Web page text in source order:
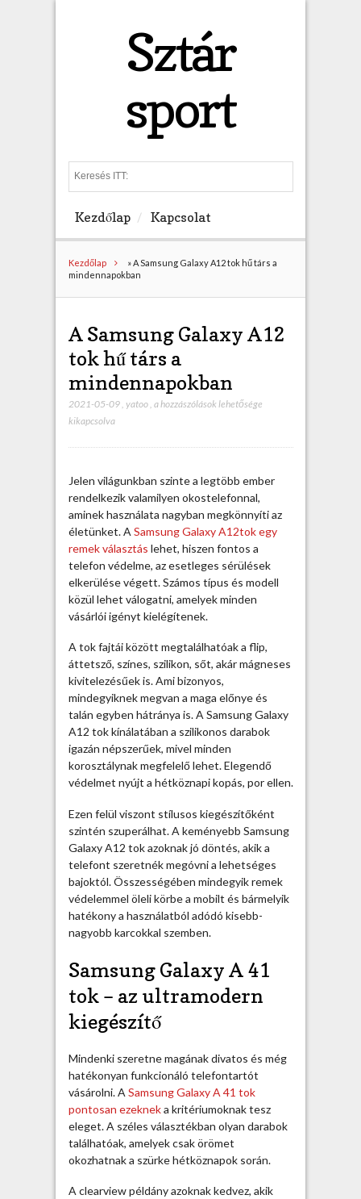
Sztár
sport
e
h
Kezdőlap Kapcsolat
Kezdőlap »A Samsung Galaxy A12 tok hű társ a
mindennapokban
A Samsung Galaxy A12
tok hű társ a
mindennapokban
2021-05-09, yatoo, A
u
n
g
G
a
l
a
x
y
2
h
t
r
s
a
m
i
n
d
e
a
o
k
a
n
b
e
j
e
g
a hozzászólások lehetősége
kikapcsolva
Jelen világunkban szinte a legtöbb ember
rendelkezik valamilyen okostelefonnal,
aminek használata nagyban megkönnyíti az
életünket. A Samsung Galaxy A12tok egy
remek választás lehet, hiszen fontos a
telefon védelme, az esetleges sérülések
elkerülése végett. Számos típus és modell
közül lehet válogatni, amelyek minden
vásárlói igényt kielégítenek.
A tok fajtái között megtalálhatóak a flip,
áttetsző, színes, szilikon, sőt, akár mágneses
kivitelezésűek is. Ami bizonyos,
mindegyiknek megvan a maga előnye és
talán egyben hátránya is. A Samsung Galaxy
A12 tok kínálatában a szilikonos darabok
igazán népszerűek, mivel minden
korosztálynak megfelelő lehet. Elegendő
védelmet nyújt a hétköznapi kopás, por ellen.
Ezen felül viszont stílusos kiegészítőként
szintén szuperálhat. A keményebb Samsung
Galaxy A12 tok azoknak jó döntés, akik a
telefont szeretnék megóvni a lehetséges
bajoktól. Összességében mindegyik remek
védelemmel öleli körbe a mobilt és bármelyik
hatékony a használatból adódó kisebb-
nagyobb karcokkal szemben.
Samsung Galaxy A 41
tok – az ultramodern
kiegészítő
Mindenki szeretne magának divatos és még
hatékonyan funkcionáló telefontartót
vásárolni. A Samsung Galaxy A 41 tok
pontosan ezekneka kritériumoknak tesz
eleget. A széles választékban olyan darabok
találhatóak, amelyek csak örömet
okozhatnak a szürke hétköznapok során.
A clearview példány azoknak kedvez, akik